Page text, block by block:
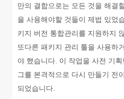
만의 결합으로는 모든 것을 해결
을 사용해야할 것들이 제법 있었
키지 버전 통합관리를 지원하지
또다른 패키지 관리 툴을 사용하
야 했습니다. 이 작업을 사전 기
그를 본격적으로 다시 만들기 전
되었습니다.